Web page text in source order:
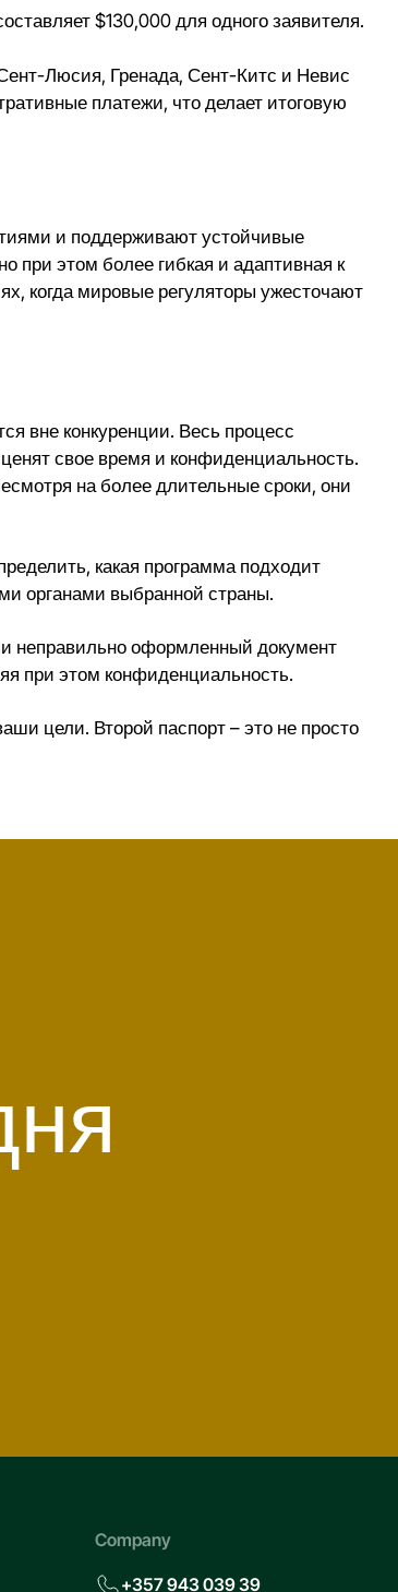
$130,000 для одного заявителя.
Люсия, Гренада, Сент-Китс и Невис
платежи, что делает итоговую
и поддерживают устойчивые
этом более гибкая и адаптивная к
когда мировые регуляторы ужесточают
вне конкуренции. Весь процесс
свое время и конфиденциальность.
на более длительные сроки, они
какая программа подходит
органами выбранной страны.
неправильно оформленный документ
при этом конфиденциальность.
цели. Второй паспорт – это не просто
Company
+357 943 039 39